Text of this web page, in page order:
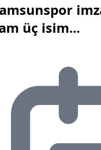
üç isim...